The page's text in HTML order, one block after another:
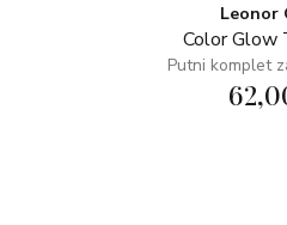
Leonor
Color Glow
Putni komplet